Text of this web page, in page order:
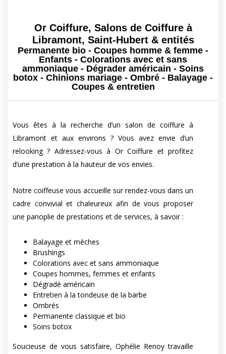
Or Coiffure, Salons de Coiffure à
Libramont, Saint-Hubert & entités
Permanente bio - Coupes homme & femme -
Enfants - Colorations avec et sans
ammoniaque - Dégrader américain - Soins
botox - Chinions mariage - Ombré - Balayage -
Coupes & entretien
Vous êtes à la recherche d’un salon de coiffure à
Libramont et aux environs ? Vous avez envie d’un
relooking ? Adressez-vous à Or Coiffure et profitez
d’une prestation à la hauteur de vos envies.
Notre coiffeuse vous accueille sur rendez-vous dans un
cadre convivial et chaleureux afin de vous proposer
une panoplie de prestations et de services, à savoir :
Balayage et mèches
Brushings
Colorations avec et sans ammoniaque
Coupes hommes, femmes et enfants
Dégradé américain
Entretien à la tondeuse de la barbe
Ombrés
Permanente classique et bio
Soins botox
Soucieuse de vous satisfaire, Ophélie Renoy travaille